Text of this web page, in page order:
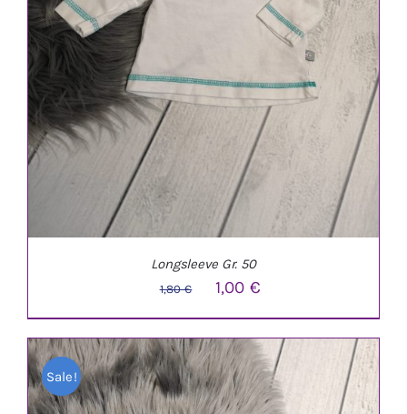
Longsleeve Gr. 50
1,80€
Ursprünglicher
Preis
war:
1,80 €
1,00€
Preis
ist:
1,00 €.
Sale!